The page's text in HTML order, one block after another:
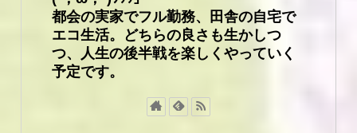
都会の実家でフル勤務、田舎の自宅で
エコ生活。どちらの良さも生かしつ
つ、人生の後半戦を楽しくやっていく
予定です。